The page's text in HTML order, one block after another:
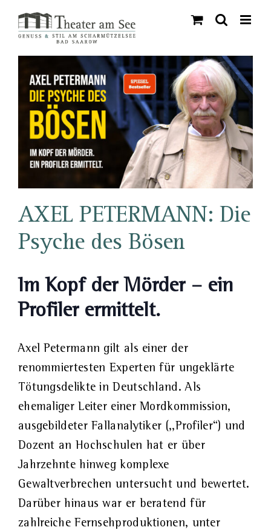
AXEL PETERMANN: Die
Psyche des Bösen
Im Kopf der Mörder – ein
Profiler ermittelt.
Axel Petermann gilt als einer der
renommiertesten Experten für ungeklärte
Tötungsdelikte in Deutschland. Als
ehemaliger Leiter einer Mordkommission,
ausgebildeter Fallanalytiker (,,Profiler“) und
Dozent an Hochschulen hat er über
Jahrzehnte hinweg komplexe
Gewaltverbrechen untersucht und bewertet.
Darüber hinaus war er beratend für
zahlreiche Fernsehproduktionen, unter